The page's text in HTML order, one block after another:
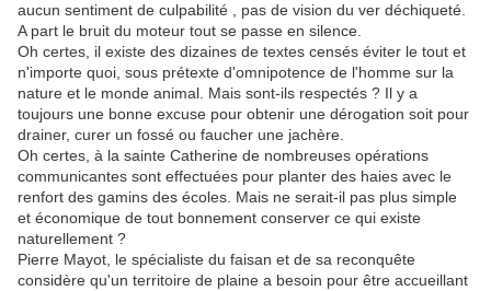
aucun sentiment de culpabilité , pas de vision du ver déchiqueté.
A part le bruit du moteur tout se passe en silence.
Oh certes, il existe des dizaines de textes censés éviter le tout et
n'importe quoi, sous prétexte d'omnipotence de l'homme sur la
nature et le monde animal. Mais sont-ils respectés ? Il y a
toujours une bonne excuse pour obtenir une dérogation soit pour
drainer, curer un fossé ou faucher une jachère.
Oh certes, à la sainte Catherine de nombreuses opérations
communicantes sont effectuées pour planter des haies avec le
renfort des gamins des écoles. Mais ne serait-il pas plus simple
et économique de tout bonnement conserver ce qui existe
naturellement ?
Pierre Mayot, le spécialiste du faisan et de sa reconquête
considère qu'un territoire de plaine a besoin pour être accueillant